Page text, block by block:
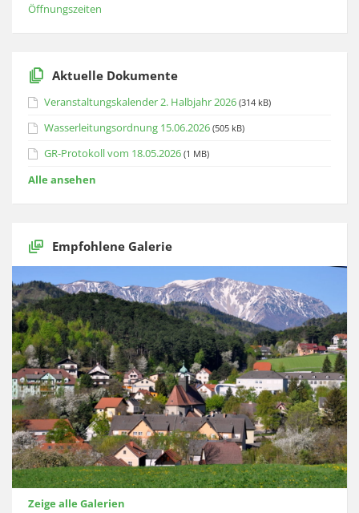
Öffnungszeiten
Aktuelle Dokumente
Veranstaltungskalender 2. Halbjahr 2026 (314 kB)
Wasserleitungsordnung 15.06.2026 (505 kB)
GR-Protokoll vom 18.05.2026 (1 MB)
Alle ansehen
Empfohlene Galerie
Zeige alle Galerien